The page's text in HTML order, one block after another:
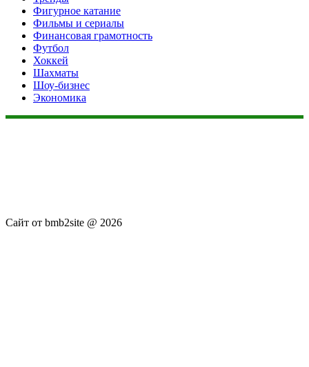
Фигурное катание
Фильмы и сериалы
Финансовая грамотность
Футбол
Хоккей
Шахматы
Шоу-бизнес
Экономика
Сайт от bmb2site @ 2026